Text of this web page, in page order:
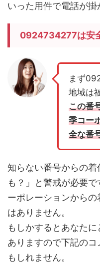
いった用件で電話が掛
0924734277は安
まず
地域は
この番
季コー
全な番
知らない番号からの
も？」と警戒が必要
ーポレーションから
はありません。
もしかするとあなたに
ありますので下記の
もしれません。